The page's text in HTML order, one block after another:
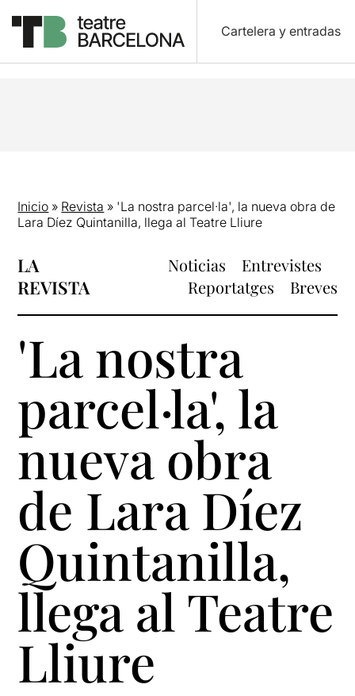
Cartelera y entradas
Inicio » Revista » 'La nostra parcel·la', la nueva obra de
Lara Díez Quintanilla, llega al Teatre Lliure
LA
REVISTA
Noticias
Entrevistes
Reportatges
Breves
'La nostra
parcel·la', la
nueva obra
de Lara Díez
Quintanilla,
llega al Teatre
Lliure